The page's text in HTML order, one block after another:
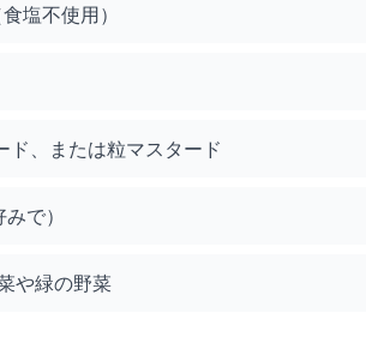
塩不使用）
ド、または粒マスタード
で）
や緑の野菜